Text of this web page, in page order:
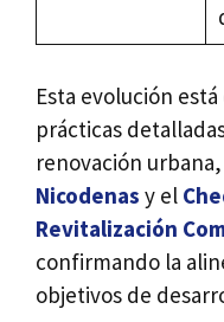
Esta evolución
prácticas
renovación
Nicodenas y el
Revitalización
confirmando la
objetivos de